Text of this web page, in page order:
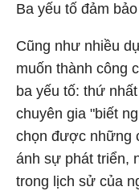
Ba yếu tố đảm
Cũng như nhiều
muốn thành công
ba yếu tố: thứ
chuyên gia "biết
chọn được những
ánh sự phát triển,
trong lịch sử của